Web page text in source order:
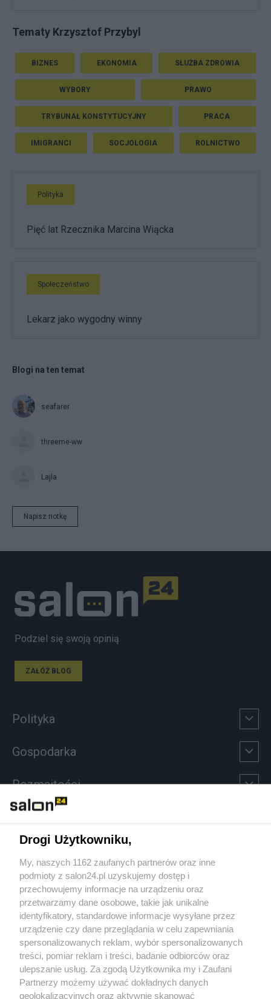
Tematy Krzysztof Przybyl
BIZNES EKONOMIA SŁUŻBA ZDROWIA
WYBORY PRAWO
TRYBUNAŁ KONSTYTUCYJNY PRACA
IMIGRANCI SOCJOLOGIA ROLNICTWO
Polityka
Pięć lat Rzecznika Marcina Wiącka
Społeczeństwo
Lekarz jako wygodny winny
Blogi na ten temat
seafarer
threeme-ww
Lajla
Napisz notkę
Podziel się swoją opinią
ZAŁÓŻ BLOG
Polityka
Gospodarka
Rozmaitości
Sport
Społeczeństwo
Kultura
X Facebook Instagram Youtube
Drogi Użytkowniku,
My, naszych 1162 zaufanych partnerów oraz inne
podmioty z salon24.pl uzyskujemy dostęp i
przechowujemy informacje na urządzeniu oraz
przetwarzamy dane osobowe, takie jak unikalne
identyfikatory, standardowe informacje wysyłane przez
urządzenie czy dane przeglądania w celu zapewniania
spersonalizowanych reklam, wybór spersonalizowanych
treści, pomiar reklam i treści, badanie odbiorców oraz
ulepszanie usług. Za zgodą Użytkownika my i Zaufani
Partnerzy możemy używać dokładnych danych
geolokalizacyjnych oraz aktywnie skanować